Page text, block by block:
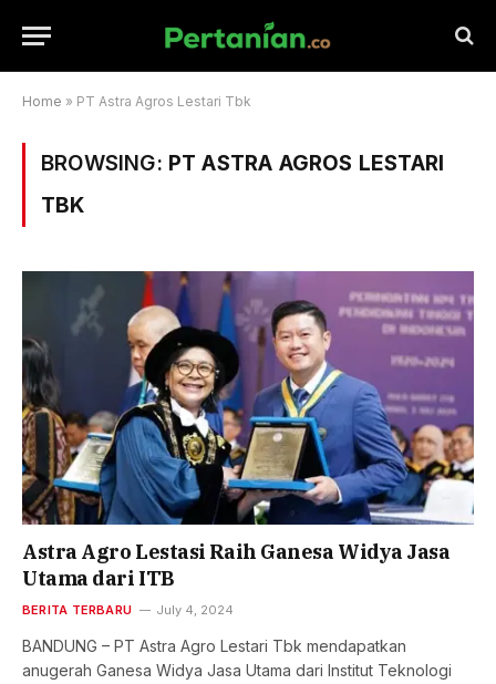
Home » PT Astra Agros Lestari Tbk
BROWSING: PT ASTRA AGROS LESTARI
TBK
Astra Agro Lestasi Raih Ganesa Widya Jasa
Utama dari ITB
BERITA TERBARU July 4, 2024
BANDUNG – PT Astra Agro Lestari Tbk mendapatkan
anugerah Ganesa Widya Jasa Utama dari Institut Teknologi